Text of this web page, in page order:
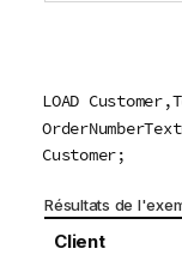
LOAD
Customer;
Résultats de
Client